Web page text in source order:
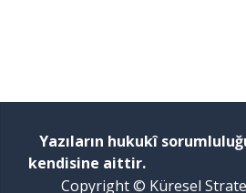
Yazıların hukukî
kendisine aittir.
Copyright © Küresel